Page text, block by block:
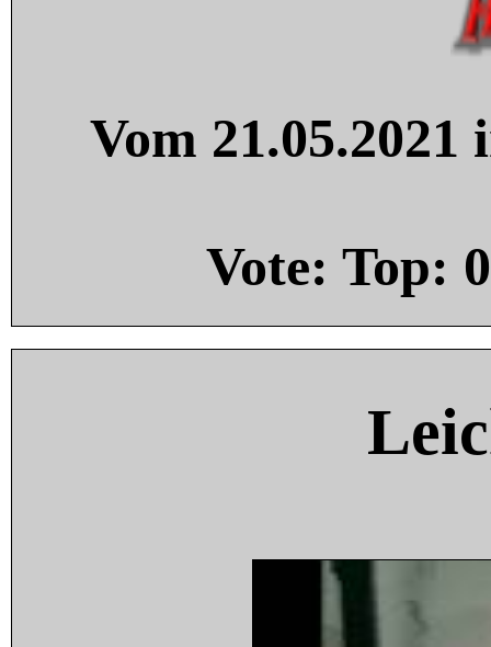
Vom
Vote: Top: 0